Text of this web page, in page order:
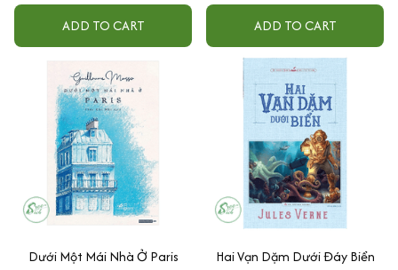
ADD TO CART ADD TO CART
Dưới Một Mái Nhà Ở Paris
Hai Vạn Dặm Dưới Đáy Biển